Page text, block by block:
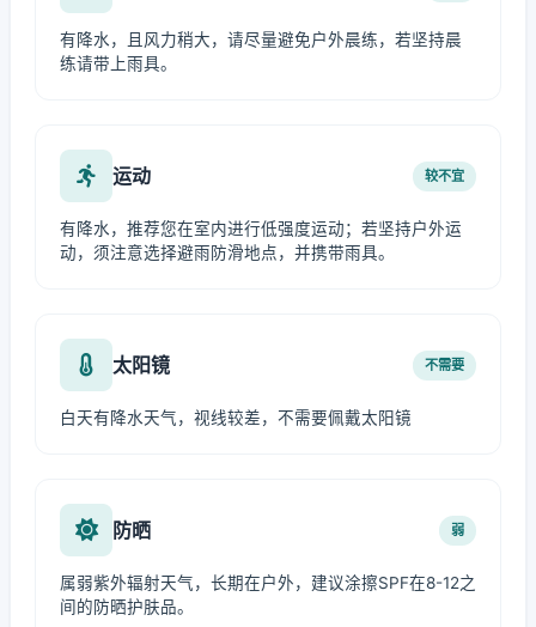
有降水，且风力稍大，请尽量避免户外晨练，若坚持晨
练请带上雨具。
运动 较不宜
有降水，推荐您在室内进行低强度运动；若坚持户外运
动，须注意选择避雨防滑地点，并携带雨具。
太阳镜 不需要
白天有降水天气，视线较差，不需要佩戴太阳镜
防晒 弱
属弱紫外辐射天气，长期在户外，建议涂擦SPF在8-12之
间的防晒护肤品。